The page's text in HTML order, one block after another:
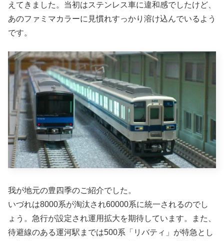
えてきました。当初はステンレス車に違和感でしたけど、
あのファミマカラーに見慣れすっかり溶け込んでいるよう
です。
我が地元の豊四季のご紹介でした。
いづれは8000系が淘汰され60000系に統一されるのでし
ょう。急行が設定され運用拡大を期待しています。また、
待避線のある運河駅までは500系「リバティ」が特急とし